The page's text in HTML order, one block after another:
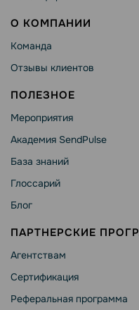
О КОМПАНИИ
Команда
Отзывы клиентов
ПОЛЕЗНОЕ
Мероприятия
Академия SendPulse
База знаний
Глоссарий
Блог
ПАРТНЕРСКИЕ
Агентствам
Сертификация
Реферальная программа